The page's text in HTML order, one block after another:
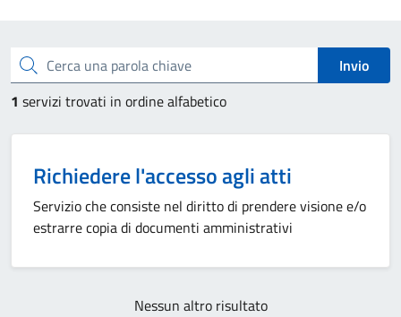
Cerca una parola chiave
Invio
1 servizi trovati in ordine alfabetico
Richiedere l'accesso agli atti
Servizio che consiste nel diritto di prendere visione e/o
estrarre copia di documenti amministrativi
Nessun altro risultato